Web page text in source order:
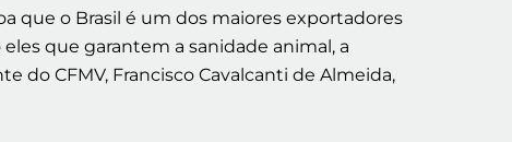
que o Brasil é um dos maiores exportadores
que garantem a sanidade animal, a
do CFMV, Francisco Cavalcanti de Almeida,